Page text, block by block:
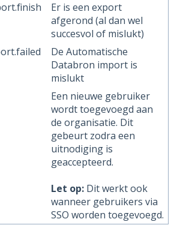
Er is een export
afgerond (al dan wel
succesvol of mislukt)
De Automatische
Databron import is
mislukt
Een nieuwe gebruiker
wordt toegevoegd aan
de organisatie. Dit
gebeurt zodra een
uitnodiging is
geaccepteerd.
Let op: Dit werkt ook
wanneer gebruikers via
SSO worden toegevoegd.